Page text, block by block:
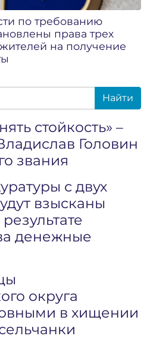
по требованию
права трех
на получение
Найти
стойкость» –
Головин
звания
с двух
взысканы
денежные
округа
в хищении